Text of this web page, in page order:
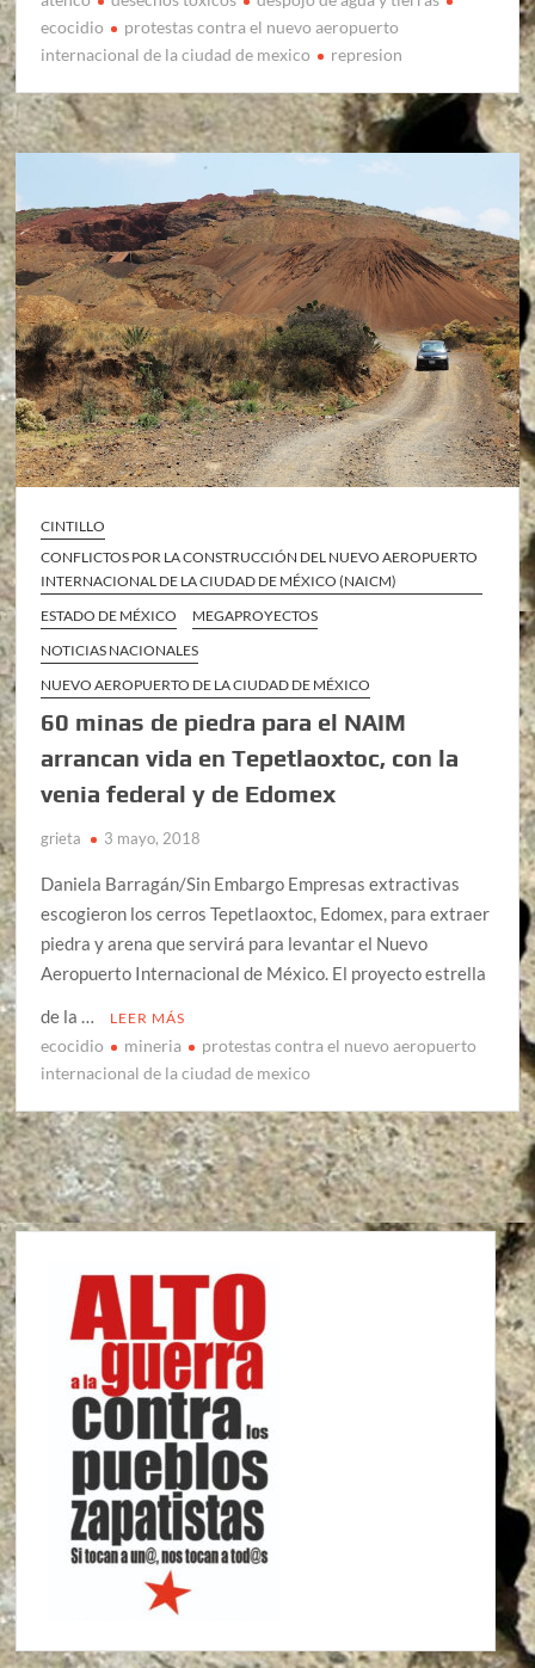
ecocidio
protestas contra el nuevo aeropuerto
internacional de la ciudad de mexico
represion
CINTILLO
CONFLICTOS POR LA CONSTRUCCIÓN DEL NUEVO AEROPUERTO
INTERNACIONAL DE LA CIUDAD DE MÉXICO (NAICM)
ESTADO DE MÉXICO
MEGAPROYECTOS
NOTICIAS NACIONALES
NUEVO AEROPUERTO DE LA CIUDAD DE MÉXICO
60 minas de piedra para el NAIM
arrancan vida en Tepetlaoxtoc, con la
venia federal y de Edomex
grieta 3 mayo, 2018
Daniela Barragán/Sin Embargo Empresas extractivas
escogieron los cerros Tepetlaoxtoc, Edomex, para extraer
piedra y arena que servirá para levantar el Nuevo
Aeropuerto Internacional de México. El proyecto estrella
de la …
LEER MÁS
ecocidio mineria
protestas contra el nuevo aeropuerto
internacional de la ciudad de mexico